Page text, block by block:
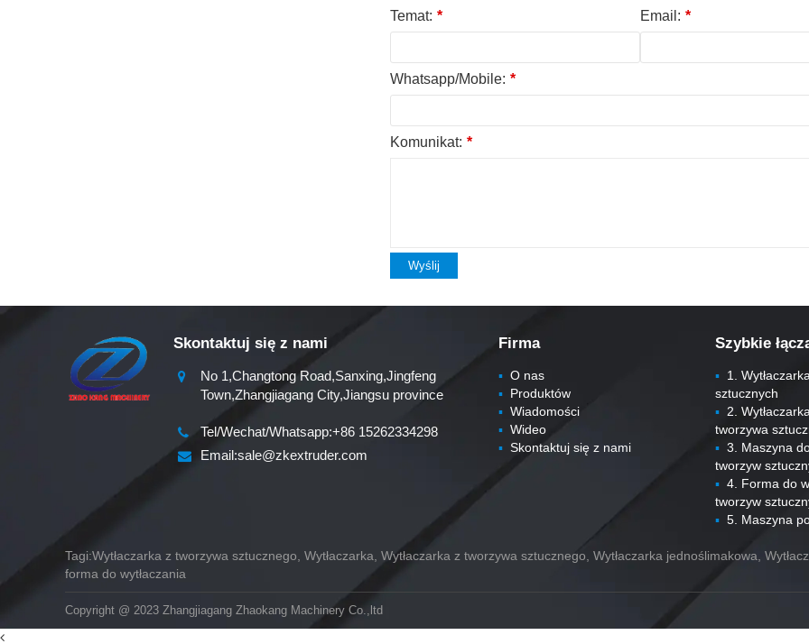
Temat: * Email: *
Whatsapp/Mobile: *
Komunikat: *
Wyślij
Skontaktuj się z nami
No 1,Changtong Road,Sanxing,Jingfeng
Town,Zhangjiagang City,Jiangsu province
Tel/Wechat/Whatsapp:+86 15262334298
Email:sale@zkextruder.com
Firma
▪ O nas
▪ Produktów
▪ Wiadomości
▪ Wideo
▪ Skontaktuj się z nami
Szybkie
▪ 1.
sztucznych
▪ 2.
tworzywa
▪ 3. Maszyna
tworzyw
▪ 4. Forma do
tworzyw
▪ 5. Maszyna
Tagi:Wytłaczarka z tworzywa sztucznego, Wytłaczarka, Wytłaczarka z tworzywa sztucznego, Wytłaczarka jednoślimakowa,
forma do wytłaczania
Copyright @ 2023 Zhangjiagang Zhaokang Machinery Co.,ltd